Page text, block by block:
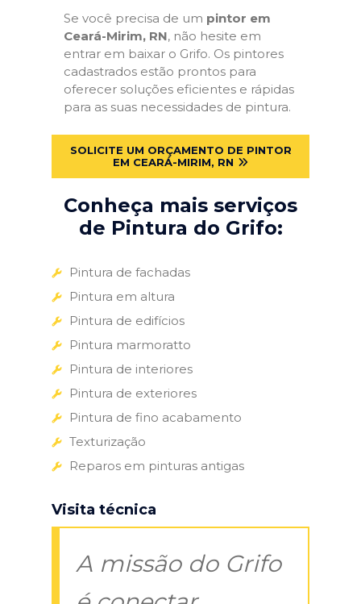
Se você precisa de um pintor em
Ceará-Mirim, RN, não hesite em
entrar em baixar o Grifo. Os pintores
cadastrados estão prontos para
oferecer soluções eficientes e rápidas
para as suas necessidades de pintura.
SOLICITE UM ORÇAMENTO DE PINTOR
EM CEARÁ-MIRIM, RN
Conheça mais serviços
de Pintura do Grifo:
Pintura de fachadas
Pintura em altura
Pintura de edifícios
Pintura marmoratto
Pintura de interiores
Pintura de exteriores
Pintura de fino acabamento
Texturização
Reparos em pinturas antigas
Visita técnica
A missão do Grifo